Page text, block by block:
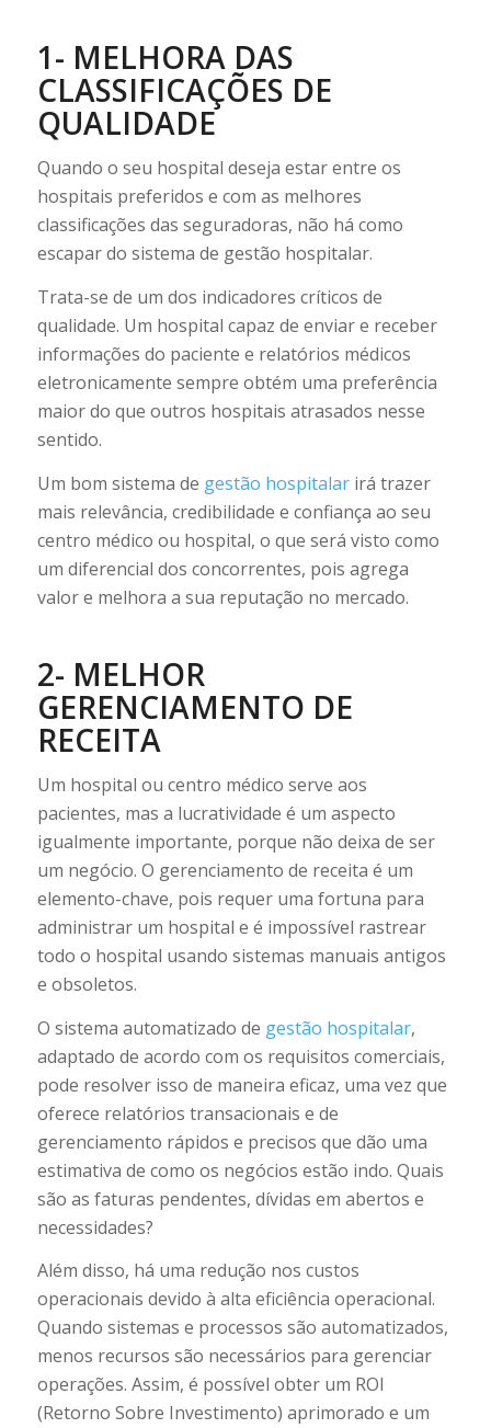
1- MELHORA DAS
CLASSIFICAÇÕES DE
QUALIDADE
Quando o seu hospital deseja estar entre os
hospitais preferidos e com as melhores
classificações das seguradoras, não há como
escapar do sistema de gestão hospitalar.
Trata-se de um dos indicadores críticos de
qualidade. Um hospital capaz de enviar e receber
informações do paciente e relatórios médicos
eletronicamente sempre obtém uma preferência
maior do que outros hospitais atrasados nesse
sentido.
Um bom sistema de gestão hospitalarirá trazer
mais relevância, credibilidade e confiança ao seu
centro médico ou hospital, o que será visto como
um diferencial dos concorrentes, pois agrega
valor e melhora a sua reputação no mercado.
2- MELHOR
GERENCIAMENTO DE
RECEITA
Um hospital ou centro médico serve aos
pacientes, mas a lucratividade é um aspecto
igualmente importante, porque não deixa de ser
um negócio. O gerenciamento de receita é um
elemento-chave, pois requer uma fortuna para
administrar um hospital e é impossível rastrear
todo o hospital usando sistemas manuais antigos
e obsoletos.
O sistema automatizado de gestão hospitalar,
adaptado de acordo com os requisitos comerciais,
pode resolver isso de maneira eficaz, uma vez que
oferece relatórios transacionais e de
gerenciamento rápidos e precisos que dão uma
estimativa de como os negócios estão indo. Quais
são as faturas pendentes, dívidas em abertos e
necessidades?
Além disso, há uma redução nos custos
operacionais devido à alta eficiência operacional.
Quando sistemas e processos são automatizados,
menos recursos são necessários para gerenciar
operações. Assim, é possível obter um ROI
(Retorno Sobre Investimento) aprimorado e um